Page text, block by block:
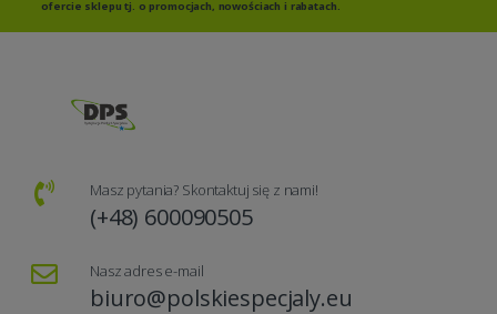
ofercie sklepu tj. o promocjach, nowościach i rabatach.
Masz pytania? Skontaktuj się z nami!
(+48) 600090505
Nasz adres e-mail
biuro@polskiespecjaly.eu